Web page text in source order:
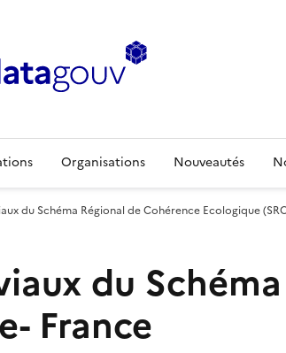
Organisations Nouveautés
du Schéma Régional de Cohérence Ecologique
du
France